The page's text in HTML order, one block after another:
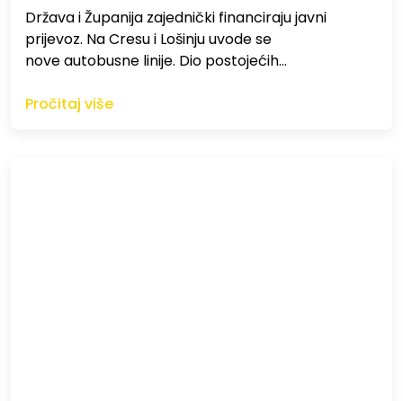
Država i Županija zajednički financiraju javni
prijevoz. Na Cresu i Lošinju uvode se
nove autobusne linije. Dio postojećih…
Pročitaj više